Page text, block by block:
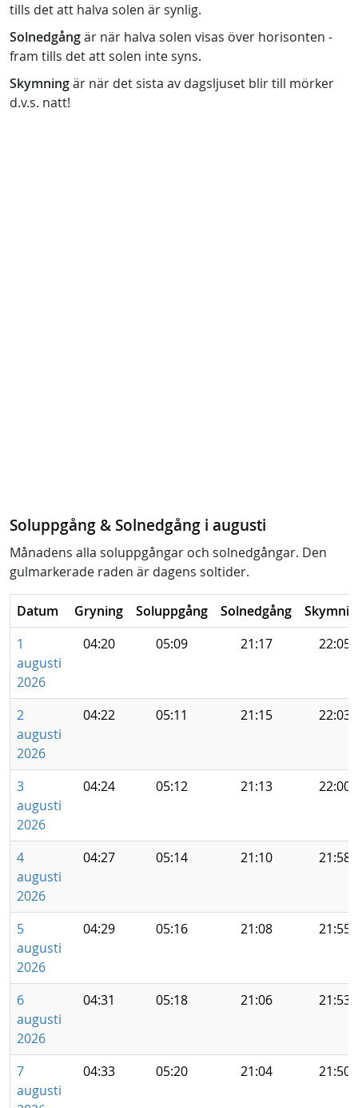
tills det att halva solen är synlig.
Solnedgångär när halva solen visas över horisonten -
fram tills det att solen inte syns.
Skymningär när det sista av dagsljuset blir till mörker
d.v.s. natt!
Soluppgång & Solnedgång i augusti
Månadens alla soluppgångar och solnedgångar. Den
gulmarkerade raden är dagens soltider.
Datum Gryning Soluppgång Solnedgång
1
augusti
2026
04:20 05:09 21:17 22:05
2
augusti
2026
04:22 05:11 21:15 22:03
3
augusti
2026
04:24 05:12 21:13 22:00
4
augusti
2026
04:27 05:14 21:10 21:58
5
augusti
2026
04:29 05:16 21:08 21:55
6
augusti
2026
04:31 05:18 21:06 21:53
7
augusti
04:33 05:20 21:04 21:50